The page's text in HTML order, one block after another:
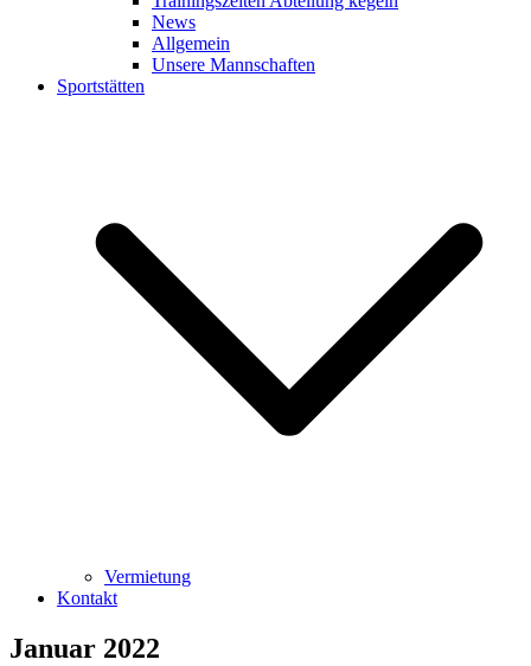
News
Allgemein
Unsere Mannschaften
Sportstätten
Vermietung
Kontakt
Januar 2022